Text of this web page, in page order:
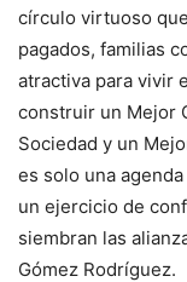
círculo virtuoso
pagados, familias
atractiva para vivir
construir un Mejor
Sociedad y un
es solo una
un ejercicio de
siembran las
Gómez Rodríguez.